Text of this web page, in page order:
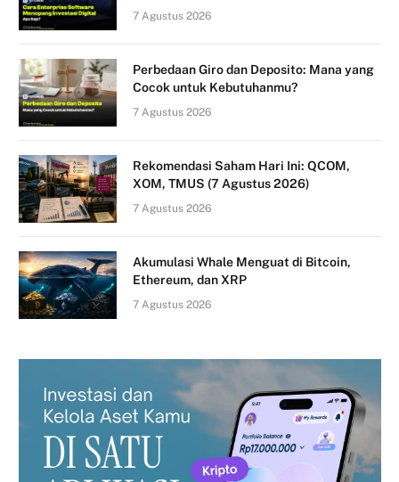
7 Agustus 2026
Perbedaan Giro dan Deposito: Mana yang
Cocok untuk Kebutuhanmu?
7 Agustus 2026
Rekomendasi Saham Hari Ini: QCOM,
XOM, TMUS (7 Agustus 2026)
7 Agustus 2026
Akumulasi Whale Menguat di Bitcoin,
Ethereum, dan XRP
7 Agustus 2026